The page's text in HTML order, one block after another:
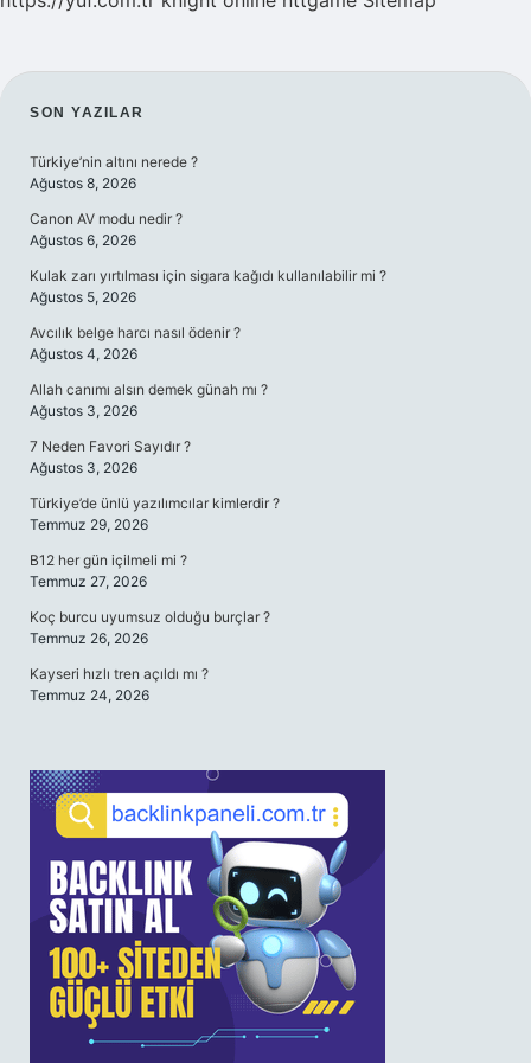
SIDEBAR
SON YAZILAR
Türkiye’nin altını nerede ?
Ağustos 8, 2026
Canon AV modu nedir ?
Ağustos 6, 2026
Kulak zarı yırtılması için sigara kağıdı kullanılabilir mi ?
Ağustos 5, 2026
Avcılık belge harcı nasıl ödenir ?
Ağustos 4, 2026
Allah canımı alsın demek günah mı ?
Ağustos 3, 2026
7 Neden Favori Sayıdır ?
Ağustos 3, 2026
Türkiye’de ünlü yazılımcılar kimlerdir ?
Temmuz 29, 2026
B12 her gün içilmeli mi ?
Temmuz 27, 2026
Koç burcu uyumsuz olduğu burçlar ?
Temmuz 26, 2026
Kayseri hızlı tren açıldı mı ?
Temmuz 24, 2026